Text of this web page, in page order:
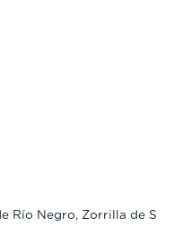
Río Negro, Zorrilla de S